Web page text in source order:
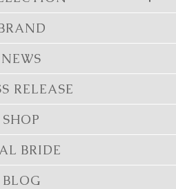
NEWS
RELEASE
SHOP
BRIDE
BLOG